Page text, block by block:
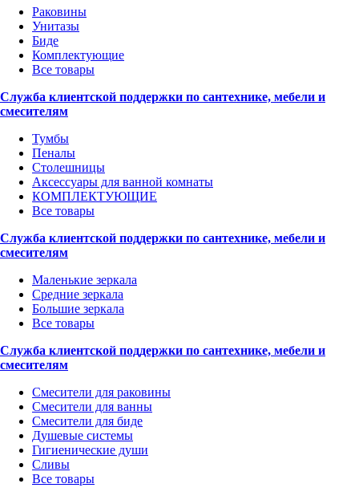
Раковины
Унитазы
Биде
Комплектующие
Все товары
Служба клиентской поддержки по сантехнике, мебели и
смесителям
Тумбы
Пеналы
Столешницы
Аксессуары для ванной комнаты
КОМПЛЕКТУЮЩИЕ
Все товары
Служба клиентской поддержки по сантехнике, мебели и
смесителям
Маленькие зеркала
Средние зеркала
Большие зеркала
Все товары
Служба клиентской поддержки по сантехнике, мебели и
смесителям
Смесители для раковины
Смесители для ванны
Смесители для биде
Душевые системы
Гигиенические души
Сливы
Все товары